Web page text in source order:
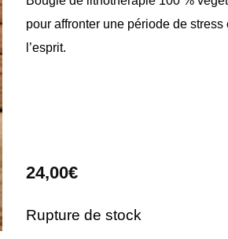
pour affronter une période de
l’esprit.
24,00€
Rupture de stock